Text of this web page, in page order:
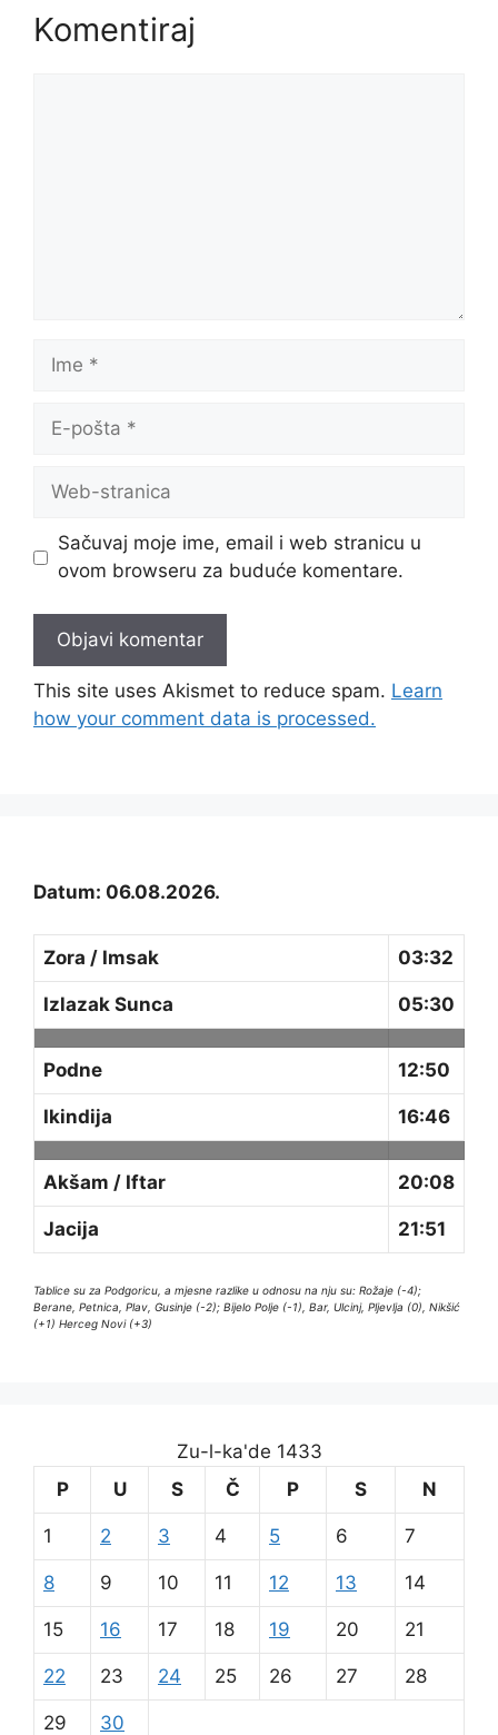
Komentiraj
Ime
pošta
Web-
Sačuvaj moje ime, email i web stranicu u
ovom browseru za buduće komentare.
This site uses Akismet to reduce spam. Learn
how your comment data is processed.
Datum: 06.08.2026.
Zora / Imsak 03:32
Izlazak Sunca 05:30
Podne 12:50
Ikindija 16:46
Akšam / Iftar 20:08
Jacija 21:51
Tablice su za Podgoricu, a mjesne razlike u odnosu na nju su: Rožaje (-4);
Berane, Petnica, Plav, Gusinje (-2); Bijelo Polje (-1), Bar, Ulcinj, Pljevlja (0), Nikšić
(+1) Herceg Novi (+3)
Zu-l-ka'de 1433
P
U S Č P S N
1 2 3 4 5 6 7
8 9 10 11 12 13 14
15 16 17 18 19 20 21
22 23 24 25 26 27 28
29 30